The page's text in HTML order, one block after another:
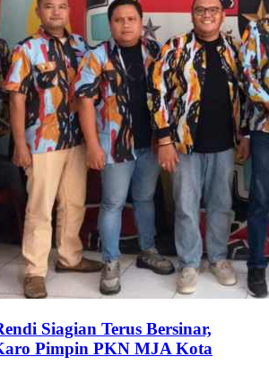
Siagian Terus Bersinar,
Pimpin PKN MJA Kota